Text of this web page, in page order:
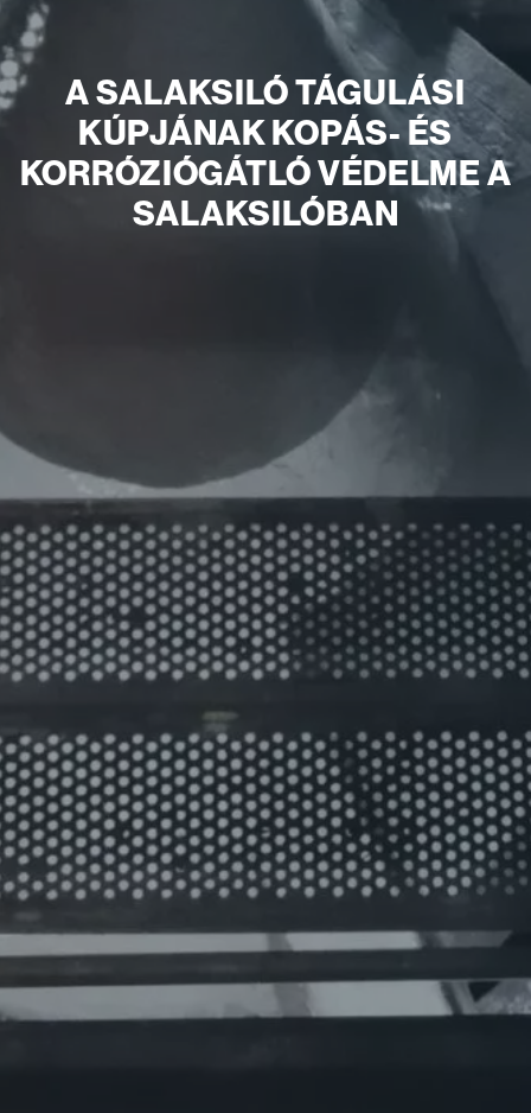
A SALAKSILÓ TÁGULÁSI
KÚPJÁNAK KOPÁS- ÉS
KORRÓZIÓGÁTLÓ VÉDELME A
SALAKSILÓBAN